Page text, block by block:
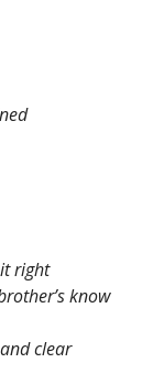
right
know
clear